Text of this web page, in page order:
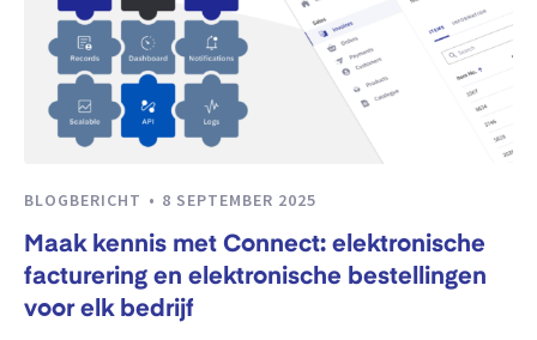
BLOGBERICHT 8 SEPTEMBER 2025
Maak kennis met Connect: elektronische
facturering en elektronische bestellingen
voor elk bedrijf